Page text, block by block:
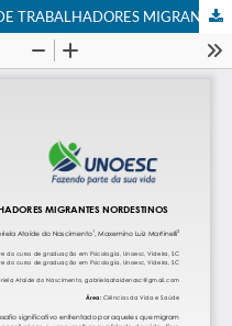
IMPACTOS NA SAÚDE MENTAL DE TRABALHADORES MIGRANTES NORDESTINOS